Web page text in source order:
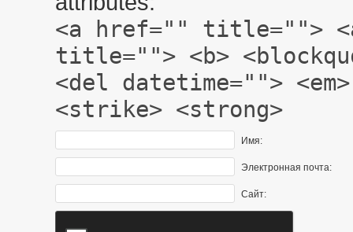
<a href="" title="">
title=""> <b>
<del datetime="">
<strike> <strong>
Имя:
Электронная почта:
Сайт: